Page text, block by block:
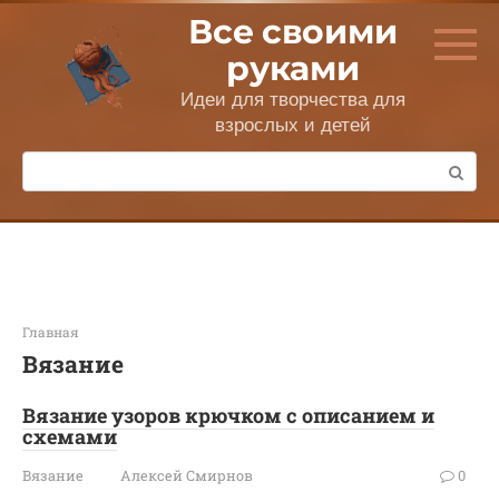
Перейти
контенту
Все своими
руками
Идеи для творчества для
взрослых и детей
Поиск:
Главная
Вязание
Вязание узоров крючком с описанием и
схемами
Вязание Алексей Смирнов 0